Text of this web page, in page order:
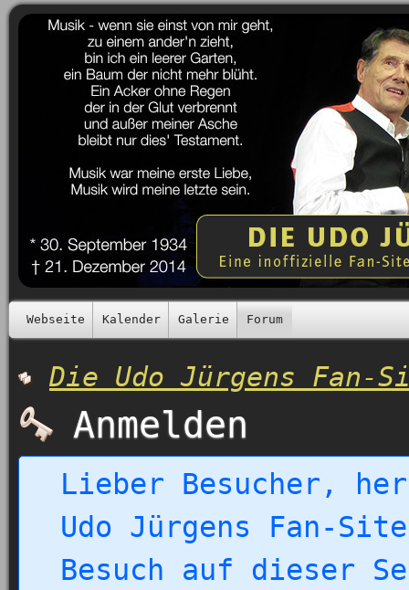
Webseite Kalender Galerie Forum
Die Udo Jürgens Fan-
Anmelden
Lieber Besucher,
Udo Jürgens Fan-
Besuch auf